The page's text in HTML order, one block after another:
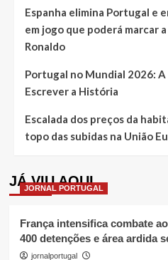
Espanha elimina Portugal e
em jogo que poderá marcar
Ronaldo
Portugal no Mundial 2026:
Escrever a História
Escalada dos preços da
topo das subidas na União
JÁ VIU AQUI
JORNAL PORTUGAL
França intensifica combate
400 detenções e área ardida
jornalportugal